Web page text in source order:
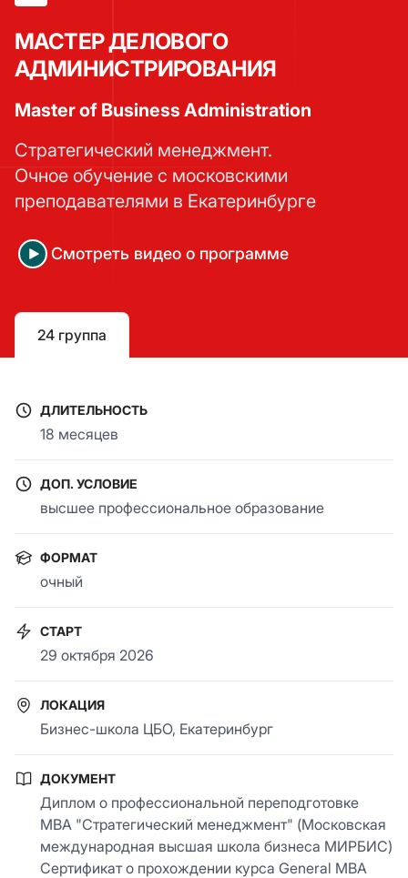
МАСТЕР ДЕЛОВОГО
АДМИНИСТРИРОВАНИЯ
Master of Business Administration
Стратегический менеджмент.
Очное обучение с московскими
преподавателями в Екатеринбурге
Cмотреть видео о программе
24 группа
ДЛИТЕЛЬНОСТЬ
18 месяцев
ДОП. УСЛОВИЕ
высшее профессиональное образование
ФОРМАТ
очный
СТАРТ
29 октября 2026
ЛОКАЦИЯ
Бизнес-школа ЦБО, Екатеринбург
ДОКУМЕНТ
Диплом о профессиональной переподготовке
МВА "Стратегический менеджмент" (Московская
международная высшая школа бизнеса МИРБИС)
Сертификат о прохождении курса General МВА